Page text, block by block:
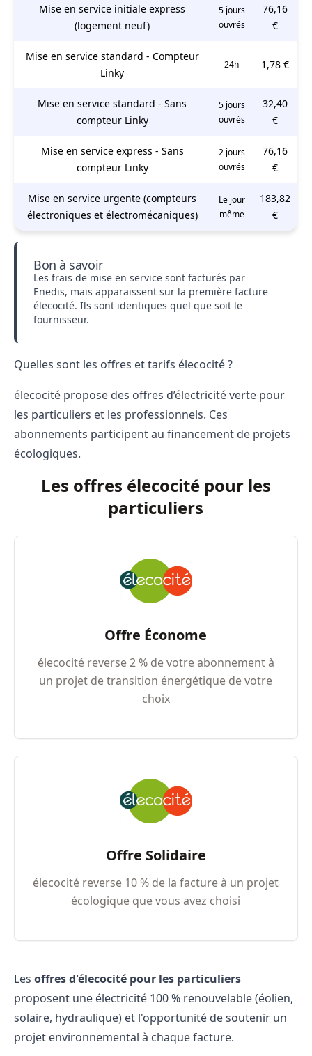
Mise en service initiale express
(logement neuf)
5 jours
ouvrés
76,16
€
Mise en service standard - Compteur
Linky
24h 1,78 €
Mise en service standard - Sans
compteur Linky
5 jours
ouvrés
32,40
€
Mise en service express - Sans
compteur Linky
2 jours
ouvrés
76,16
€
Mise en service urgente (compteurs
électroniques et électromécaniques)
Le jour
même
183,82
€
Bon à savoir
Les frais de mise en service sont facturés par
Enedis, mais apparaissent sur la première facture
élecocité. Ils sont identiques quel que soit le
fournisseur.
Quelles sont les offres et tarifs élecocité ?
élecocité propose des offres d’électricité verte pour
les particuliers et les professionnels. Ces
abonnements participent au financement de projets
écologiques.
Les offres élecocité pour les
particuliers
Offre Économe
élecocité reverse 2 % de votre abonnement à
un projet de transition énergétique de votre
choix
Offre Solidaire
élecocité reverse 10 % de la facture à un projet
écologique que vous avez choisi
Les offres d'élecocité pour les particuliers
proposent une électricité 100 % renouvelable (éolien,
solaire, hydraulique) et l'opportunité de soutenir un
projet environnemental à chaque facture.